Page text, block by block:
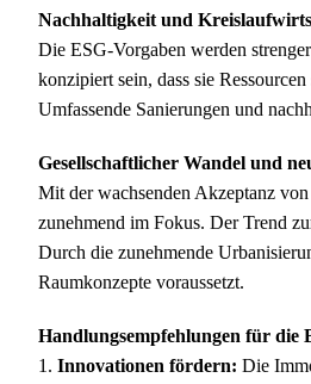
Nachhaltigkeit und
Die ESG-Vorgaben werden
konzipiert sein, dass sie
Umfassende Sanierungen und
Gesellschaftlicher Wandel und
Mit der wachsenden Akzeptanz
zunehmend im Fokus. Der Trend
Durch die zunehmende
Raumkonzepte voraussetzt.
Handlungsempfehlungen für die
1. Innovationen fördern: Die